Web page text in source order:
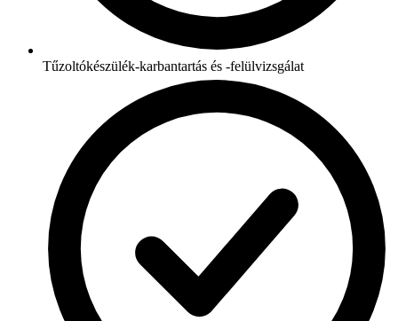
Tűzoltókészülék-karbantartás és -felülvizsgálat